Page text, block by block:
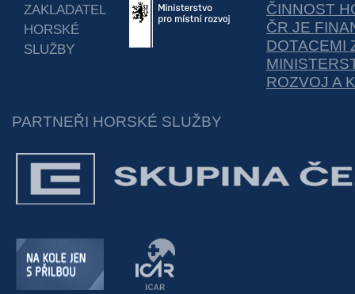
ZAKLADATEL
HORSKÉ
SLUŽBY
ČINNOST
ČR JE
DOTACEMI
ROZVOJ A
PARTNEŘI HORSKÉ SLUŽBY